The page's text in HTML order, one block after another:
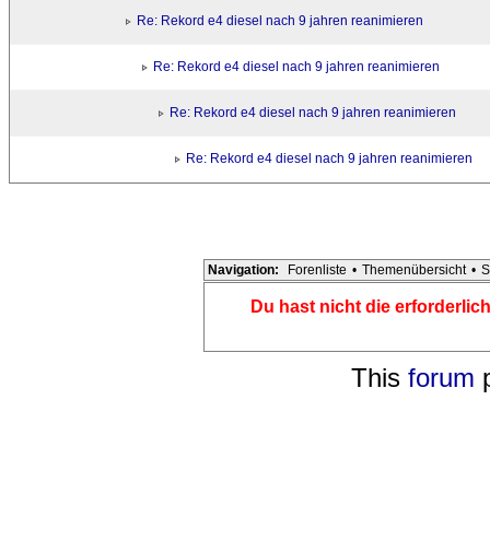
Re: Rekord e4 diesel nach 9 jahren reanimieren
Re: Rekord e4 diesel nach 9 jahren reanimieren
Re: Rekord e4 diesel nach 9 jahren reanimieren
Re: Rekord e4 diesel nach 9 jahren reanimieren
Navigation: Forenliste • Themenübersicht •
Du hast nicht die
This forum